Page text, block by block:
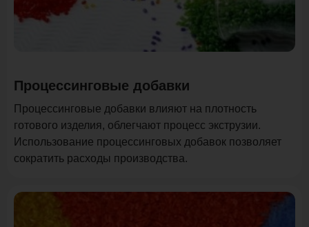
Процессинговые добавки
Процессинговые добавки влияют на плотность
готового изделия, облегчают процесс экструзии.
Использование процессинговых добавок позволяет
сократить расходы производства.